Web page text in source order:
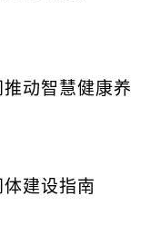
动智慧健康养
建设指南